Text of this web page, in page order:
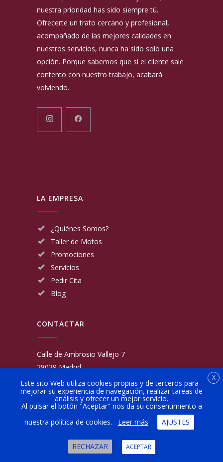
nuestra prioridad has sido siempre tú.
Ofrecerte un trato cercano y profesional,
acompañado de las mejores calidades en
nuestros servicios, nunca ha sido solo una
opción. Porque sabemos que si el cliente sale
contento con nuestro trabajo, acabará
volviendo.
LA EMPRESA
¿Quiénes Somos?
Taller de Motos
Promociones
Servicios
Pedir Cita
Blog
CONTACTAR
Calle de Ambrosio Vallejo 7
28039 Madrid
Fijo:
913 117 462
Movil:
676 566 970
administracion@talleresgarciamartinezehijos.com
Lun a Vier:
9:00 a 14:00
16:00 a 20:00
X
Este sito Web utiliza cookies propias y de terceros para
mejorar su experiencia de navegación, realizar tareas de
análisis y ofrecer un mejor servicio.
Al pulsar el botón "Aceptar" nos da su consentimiento a
nuestra política de cookies.
Leer más AJUSTES
RECHAZAR ACEPTAR